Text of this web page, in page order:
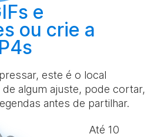
e
ou crie a
este é o local
algum ajuste, pode cortar,
antes de partilhar.
Até 10